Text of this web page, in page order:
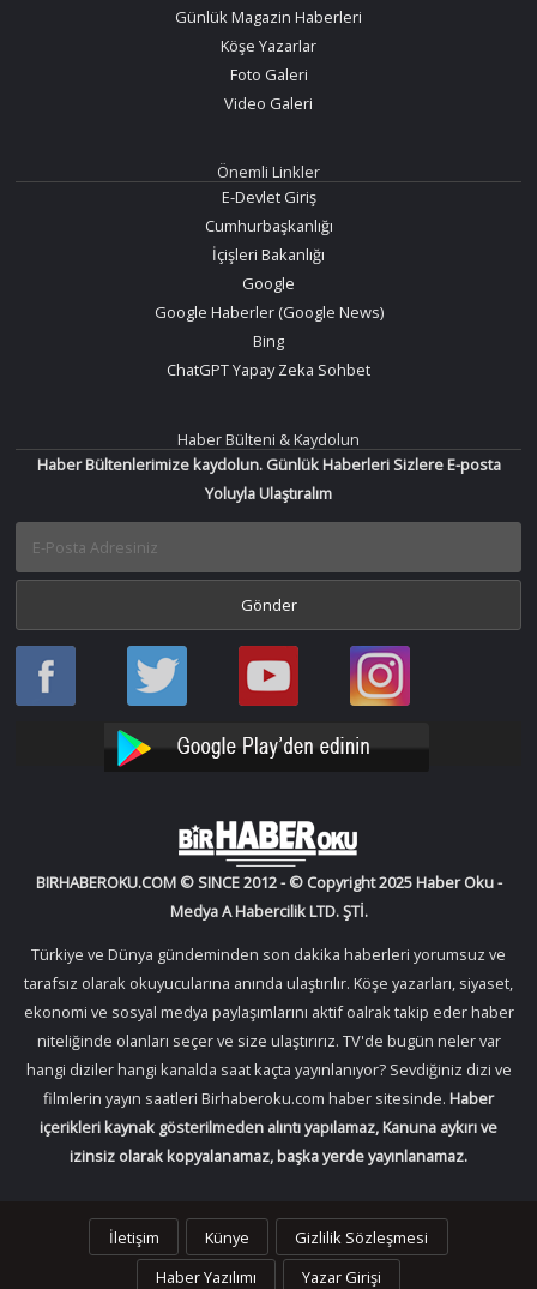
Günlük Magazin Haberleri
Köşe Yazarlar
Foto Galeri
Video Galeri
Önemli Linkler
E-Devlet Giriş
Cumhurbaşkanlığı
İçişleri Bakanlığı
Google
Google Haberler (Google News)
Bing
ChatGPT Yapay Zeka Sohbet
Haber Bülteni & Kaydolun
Haber Bültenlerimize kaydolun. Günlük Haberleri Sizlere E-posta
Yoluyla Ulaştıralım
Haber
Oku
Haber
Oku
Bir
Haber
YouTube
Bir
Haber
Instagram
BIRHABEROKU.COM © SINCE 2012 - © Copyright 2025 Haber Oku -
Medya A Habercilik LTD. ŞTİ.
Türkiye ve Dünya gündeminden son dakika haberleri yorumsuz ve
tarafsız olarak okuyucularına anında ulaştırılır. Köşe yazarları, siyaset,
ekonomi ve sosyal medya paylaşımlarını aktif oalrak takip eder haber
niteliğinde olanları seçer ve size ulaştırırız. TV'de bugün neler var
hangi diziler hangi kanalda saat kaçta yayınlanıyor? Sevdiğiniz dizi ve
filmlerin yayın saatleri Birhaberoku.com haber sitesinde. Haber
içerikleri kaynak gösterilmeden alıntı yapılamaz, Kanuna aykırı ve
izinsiz olarak kopyalanamaz, başka yerde yayınlanamaz.
İletişim Künye
Gizlilik Sözleşmesi
Haber Yazılımı
Yazar Girişi